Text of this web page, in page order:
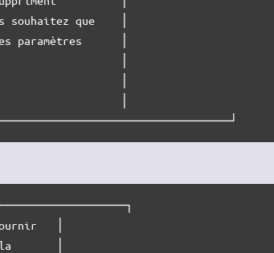
souhaitez que    │
paramètres      │
│
│
│
la       │